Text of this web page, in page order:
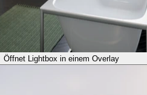
Öffnet Lightbox in einem Overlay